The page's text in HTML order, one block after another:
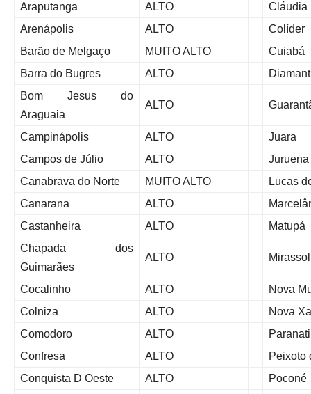
Araputanga
ALTO
Cláudia
Arenápolis
ALTO
Colíder
Barão de Melgaço
MUITO ALTO
Cuiabá
Barra do Bugres
ALTO
Bom Jesus do
Araguaia
ALTO
Campinápolis ALTO
Juara
Campos de Júlio
ALTO
Juruena
Canabrava do Norte
MUITO ALTO
Lucas
Canarana
ALTO
Castanheira
ALTO
Matupá
Chapada dos
Guimarães
ALTO
Cocalinho ALTO
Nova
Colniza
ALTO
Nova
Comodoro
ALTO
Confresa
ALTO
Peixoto
Conquista D Oeste
ALTO
Poconé